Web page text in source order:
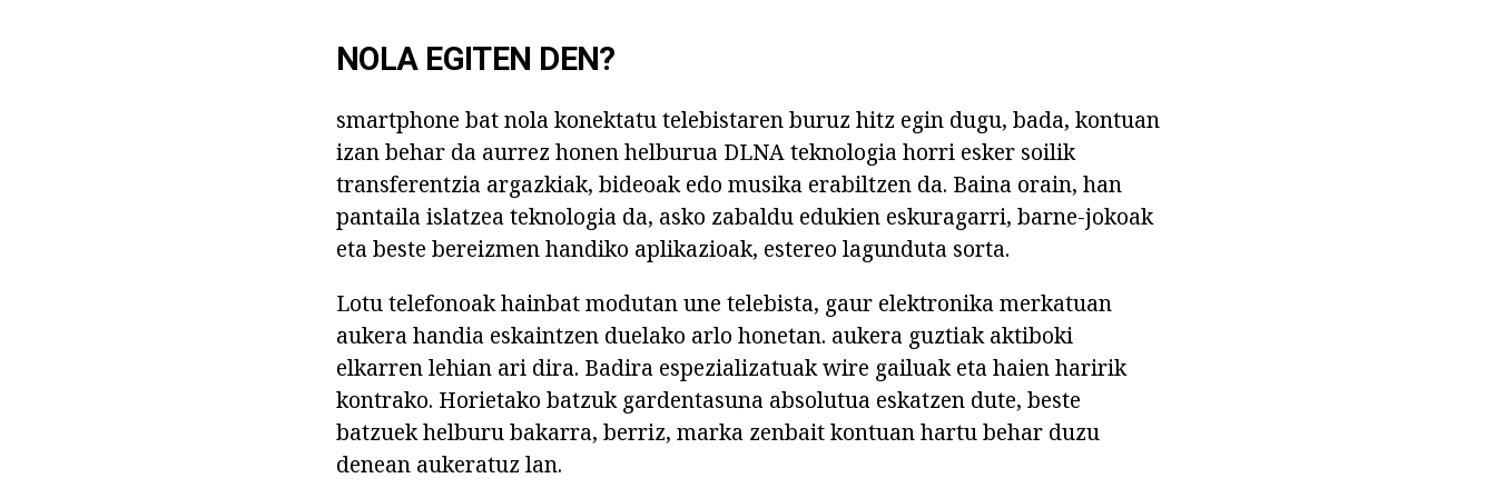
NOLA EGITEN DEN?
smartphone bat nola konektatu telebistaren buruz hitz egin dugu, bada, kontuan
izan behar da aurrez honen helburua DLNA teknologia horri esker soilik
transferentzia argazkiak, bideoak edo musika erabiltzen da. Baina orain, han
pantaila islatzea teknologia da, asko zabaldu edukien eskuragarri, barne-jokoak
eta beste bereizmen handiko aplikazioak, estereo lagunduta sorta.
Lotu telefonoak hainbat modutan une telebista, gaur elektronika merkatuan
aukera handia eskaintzen duelako arlo honetan. aukera guztiak aktiboki
elkarren lehian ari dira. Badira espezializatuak wire gailuak eta haien haririk
kontrako. Horietako batzuk gardentasuna absolutua eskatzen dute, beste
batzuek helburu bakarra, berriz, marka zenbait kontuan hartu behar duzu
denean aukeratuz lan.